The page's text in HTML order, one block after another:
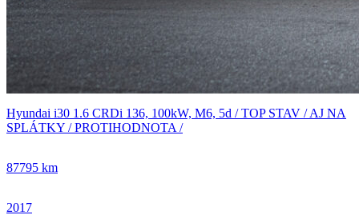
Hyundai i30 1.6 CRDi 136, 100kW, M6, 5d / TOP STAV / AJ NA
SPLÁTKY / PROTIHODNOTA /
87795 km
2017